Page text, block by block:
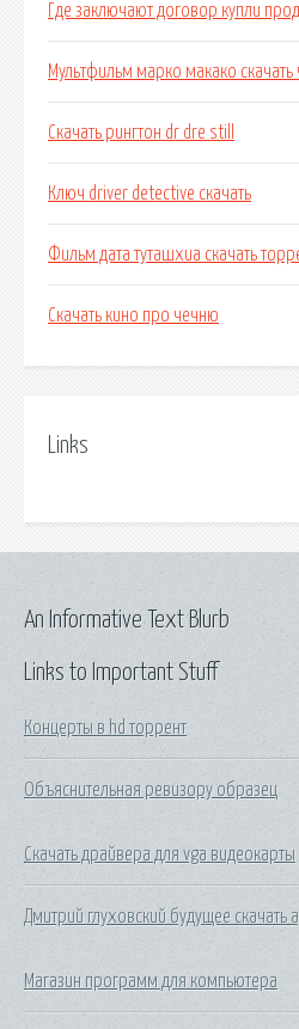
Где заключают договор купли
Мультфильм марко макако скачать
Скачать рингтон dr dre still
Ключ driver detective скачать
Фильм дата туташхиа скачать
Скачать кино про чечню
Links
Links to Important Stuff
Концерты в hd торрент
Объяснительная ревизору образец
Скачать драйвера для vga видеокарты
Дмитрий глуховский будущее скачать
Магазин программ для компьютера
An Informative Text Blurb